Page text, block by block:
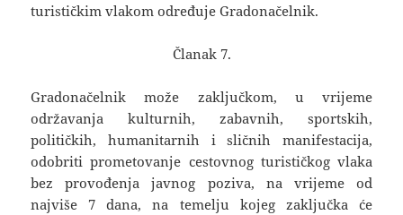
turističkim vlakom određuje Gradonačelnik.
Članak 7.
Gradonačelnik može zaključkom, u vrijeme
održavanja kulturnih, zabavnih, sportskih,
političkih, humanitarnih i sličnih manifestacija,
odobriti prometovanje cestovnog turističkog vlaka
bez provođenja javnog poziva, na vrijeme od
najviše 7 dana, na temelju kojeg zaključka će